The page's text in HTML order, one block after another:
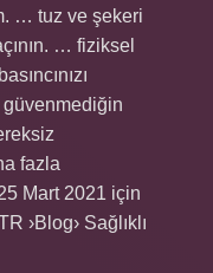
… tuz ve şekeri
… fiziksel
fazla
Mart 2021 için
›Blog› Sağlıklı